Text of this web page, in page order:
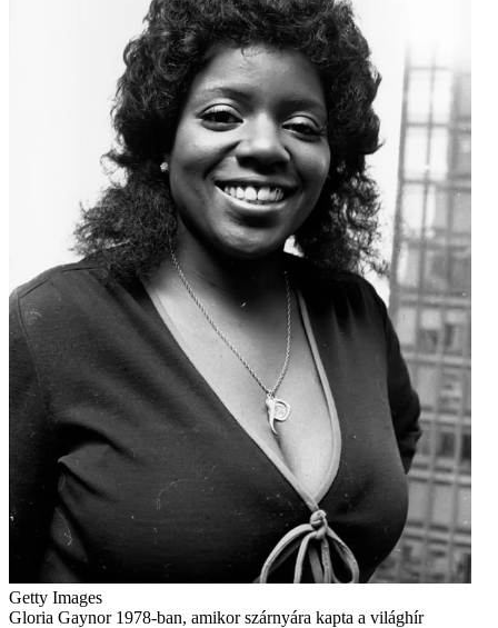
Getty Images
Gloria Gaynor 1978-ban, amikor szárnyára kapta a világhír